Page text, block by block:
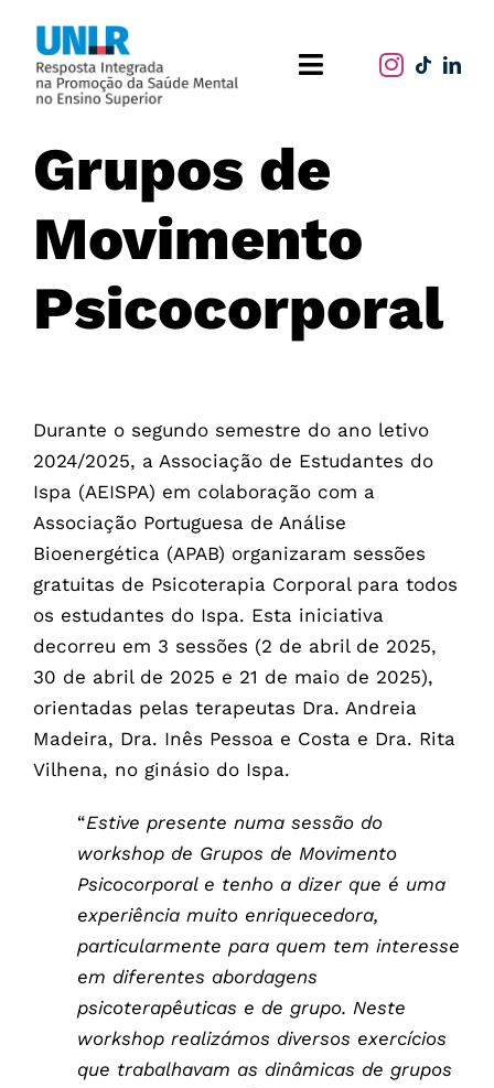
content
Toggle
Home
Atividades
Grupos de
Movimento
Psicocorporal
Durante o segundo semestre do ano letivo
2024/2025, a Associação de Estudantes do
Ispa (AEISPA) em colaboração com a
Associação Portuguesa de Análise
Bioenergética (APAB) organizaram sessões
gratuitas de Psicoterapia Corporal para todos
os estudantes do Ispa. Esta iniciativa
decorreu em 3 sessões (2 de abril de 2025,
30 de abril de 2025 e 21 de maio de 2025),
orientadas pelas terapeutas Dra. Andreia
Madeira, Dra. Inês Pessoa e Costa e Dra. Rita
Vilhena, no ginásio do Ispa.
“Estive presente numa sessão do
workshop de Grupos de Movimento
Psicocorporal e tenho a dizer que é uma
experiência muito enriquecedora,
particularmente para quem tem interesse
em diferentes abordagens
psicoterapêuticas e de grupo. Neste
workshop realizámos diversos exercícios
que trabalhavam as dinâmicas de grupos